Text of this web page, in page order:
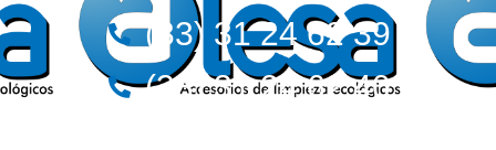
(33) 31 24 62 39
(33) 31 24 62 40